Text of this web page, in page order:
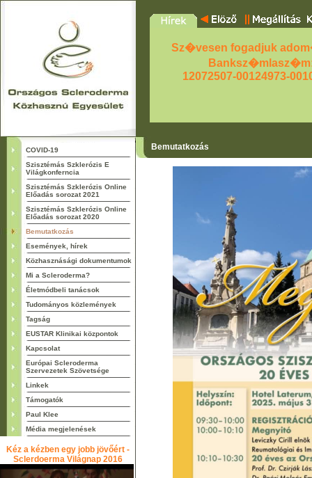
Sz�vesen fogadjuk
12072507-00124973-
COVID-19
Szisztémás Szklerózis E
Világkonferncia
Szisztémás Szklerózis Online
Előadás sorozat 2021
Szisztémás Szklerózis Online
Előadás sorozat 2020
Bemutatkozás
Események, hírek
Közhasznásági dokumentumok
Mi a Scleroderma?
Életmódbeli tanácsok
Tudományos közlemények
Tagság
EUSTAR Klinikai központok
Kapcsolat
Európai Scleroderma
Szervezetek Szövetsége
Linkek
Támogatók
Paul Klee
Média megjelenések
Kéz a kézben egy jobb jövőért -
Sclerdoerma Világnap 2016
Bemutatkozás